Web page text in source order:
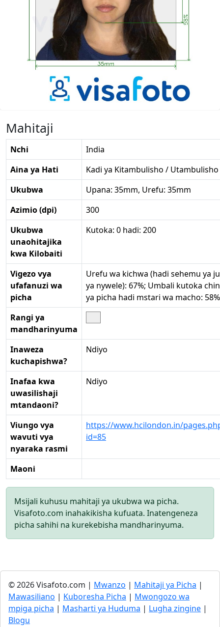
Mahitaji
Nchi
India
Aina ya Hati
Kadi ya Kitambulisho / Utambulisho
Ukubwa
Upana: 35mm, Urefu: 35mm
Azimio (dpi)
300
Ukubwa
unaohitajika
kwa Kilobaiti
Kutoka: 0 hadi: 200
Vigezo vya
ufafanuzi wa
picha
Urefu wa kichwa (hadi sehemu ya
ya nywele): 67%; Umbali kutoka
ya picha hadi mstari wa macho: 58%
Rangi ya
mandharinyuma
Inaweza
kuchapishwa?
Ndiyo
Inafaa kwa
uwasilishaji
mtandaoni?
Ndiyo
Viungo vya
wavuti vya
nyaraka rasmi
https://www.hcilondon.in/
id=85
Maoni
Msijali kuhusu mahitaji ya ukubwa wa picha.
Visafoto.com inahakikisha kufuata. Inatengeneza
picha sahihi na kurekebisha mandharinyuma.
© 2026 Visafoto.com | Mwanzo | Mahitaji ya Picha |
Mawasiliano | Kuboresha Picha | Mwongozo wa
mpiga picha | Masharti ya Huduma | Lugha zingine |
Blogu